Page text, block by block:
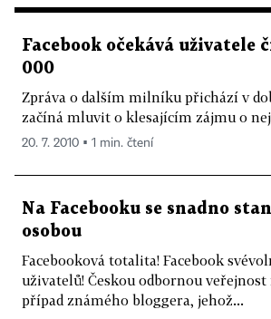
Facebook očekává uživatele
000
Zpráva o dalším milníku přichází v
začíná mluvit o klesajícím zájmu o
20. 7. 2010 ▪ 1 min. čtení
Na Facebooku se snadno
osobou
Facebooková totalita! Facebook
uživatelů! Českou odbornou
případ známého bloggera, jehož...